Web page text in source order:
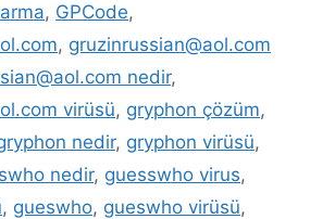
, GPCode,
, gruzinrussian@aol.com
nedir,
virüsü, gryphon çözüm,
nedir, gryphon virüsü,
nedir, guesswho virus,
, gueswho, gueswho virüsü,